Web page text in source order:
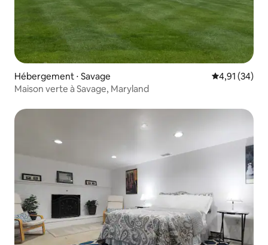
Hébergement ⋅ Savage Évaluation
4,91 (34)
Maison verte à Savage, Maryland